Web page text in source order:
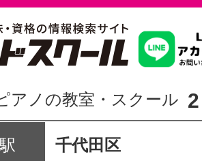
習いたいこ
スクールを
アノの教室・スクール 2
千代田区